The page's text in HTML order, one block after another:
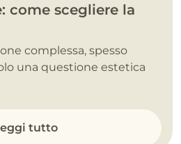
come scegliere la
complessa, spesso
una questione estetica
tutto